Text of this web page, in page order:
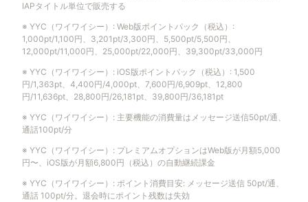
IAPタイトル単位で販売する
※ YYC（ワイワイシー） : Web版ポイントパック（税込）:
1,000pt/1,100円、3,201pt/3,300円、5,500pt/5,500円、
12,000pt/11,000円、25,000pt/22,000円、39,300pt/33,000円
※ YYC（ワイワイシー） : iOS版ポイントパック（税込）: 1,500
円/1,363pt、4,400円/4,000pt、7,600円/6,909pt、12,800
円/11,636pt、28,800円/26,181pt、39,800円/36,181pt
※ YYC（ワイワイシー） : 主要機能の消費量はメッセージ送信50pt/通、
通話100pt/分
※ YYC（ワイワイシー） : プレミアムオプションはWeb版が月額5,000
円〜、iOS版が月額6,800円（税込）の自動継続課金
※ YYC（ワイワイシー） : ポイント消費目安: メッセージ送信 50pt/通、
通話 100pt/分。退会時にポイント残数は失効